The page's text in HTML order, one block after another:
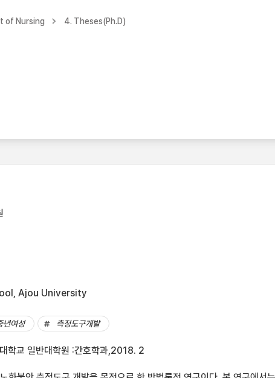
of Nursing 4. Theses(Ph.D)
Ajou University
년여성 측정도구개발
학교 일반대학원 :간호학과,2018. 2